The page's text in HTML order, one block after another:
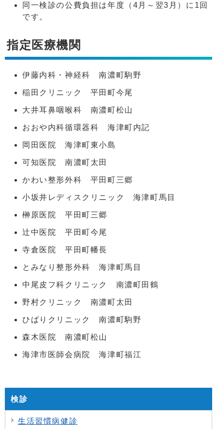
同一検診の公費負担は年度（4月～翌3月）に1回
です。
指定医療機関
伊藤内科・神経科 南濃町駒野
稲田クリニック 平田町今尾
大井耳鼻咽喉科 南濃町松山
おおや内科循環器科 海津町内記
岡田医院 海津町東小島
可知医院 南濃町太田
かわい整形外科 平田町三郷
小坂井レディスクリニック 海津町馬目
榊原医院 平田町三郷
辻中医院 平田町今尾
寺倉医院 平田町幡長
とみなり整形外科 海津町馬目
中尾皮フ科クリニック 南濃町田鶴
野村クリニック 南濃町太田
ひばりクリニック 南濃町駒野
森木医院 南濃町松山
海津市医師会病院 海津町福江
検診
生活習慣病健診